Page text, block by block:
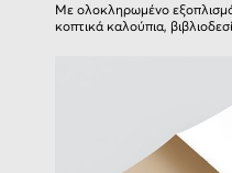
Με ολοκληρωμένο
κοπτικά καλούπια,